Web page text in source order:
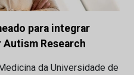
para integrar
Research
da Universidade de